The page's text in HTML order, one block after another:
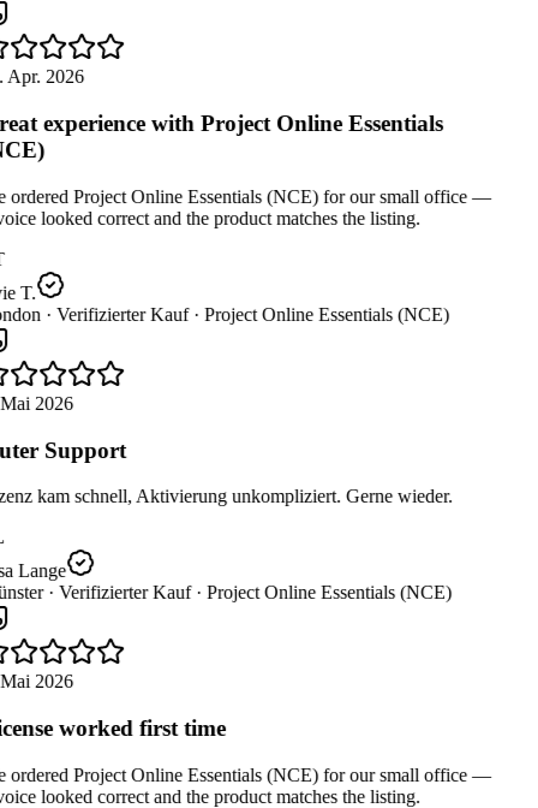
Apr. 2026
experience with Project Online Essentials
ordered Project Online Essentials (NCE) for our small office —
looked correct and the product matches the listing.
T.
· Verifizierter Kauf · Project Online Essentials (NCE)
2026
Support
kam schnell, Aktivierung unkompliziert. Gerne wieder.
Lange
· Verifizierter Kauf · Project Online Essentials (NCE)
2026
worked first time
ordered Project Online Essentials (NCE) for our small office —
looked correct and the product matches the listing.